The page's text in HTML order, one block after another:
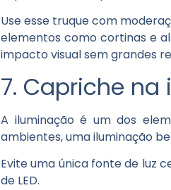
Use esse truque com
elementos como cortinas e
impacto visual sem grandes
7. Capriche
A iluminação é um dos
ambientes, uma iluminação
Evite uma única fonte de luz
de LED.